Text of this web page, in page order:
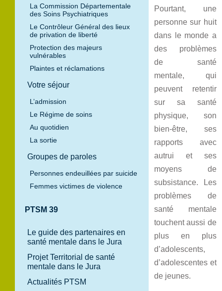
La Commission Départementale
des Soins Psychiatriques
Le Contrôleur Général des lieux
de privation de liberté
Protection des majeurs
vulnérables
Plaintes et réclamations
Votre séjour
L’admission
Le Régime de soins
Au quotidien
La sortie
Groupes de paroles
Personnes endeuillées par suicide
Femmes victimes de violence
PTSM 39
Le guide des partenaires en
santé mentale dans le Jura
Projet Territorial de santé
mentale dans le Jura
Actualités PTSM
Pourtant, une
personne sur huit
dans le monde a
des problèmes
de santé
mentale, qui
peuvent retentir
sur sa santé
physique, son
bien-être, ses
rapports avec
autrui et ses
moyens de
subsistance. Les
problèmes de
santé mentale
touchent aussi de
plus en plus
d’adolescents,
d’adolescentes et
de jeunes.